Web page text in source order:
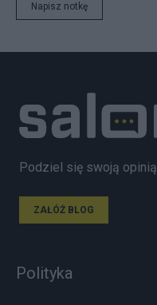
Napisz notkę
Podziel się swoją opinią
ZAŁÓŻ BLOG
Polityka